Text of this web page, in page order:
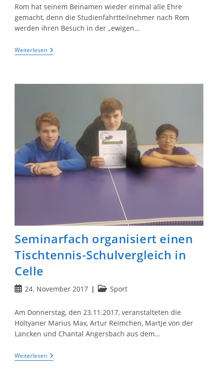
Rom hat seinem Beinamen wieder einmal alle Ehre
gemacht, denn die Studienfahrtteilnehmer nach Rom
werden ihren Besuch in der „ewigen…
WeiterlesenHöltyaner
Im
Präsentationsabend
Zur
Studienfahrt
Nach
Rom
Seminarfach organisiert einen
Tischtennis-Schulvergleich in
Celle
Beitrag24. November 2017
Beitrags-
Sport
Am Donnerstag, den 23.11.2017, veranstalteten die
Höltyaner Marius Max, Artur Reimchen, Martje von der
Lancken und Chantal Angersbach aus dem…
WeiterlesenSeminarfach
Organisiert